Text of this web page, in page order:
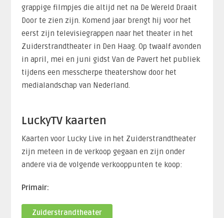
grappige filmpjes die altijd net na De Wereld Draait
Door te zien zijn. Komend jaar brengt hij voor het
eerst zijn televisiegrappen naar het theater in het
Zuiderstrandtheater in Den Haag. Op twaalf avonden
in april, mei en juni gidst Van de Pavert het publiek
tijdens een messcherpe theatershow door het
medialandschap van Nederland.
LuckyTV kaarten
Kaarten voor Lucky Live in het Zuiderstrandtheater
zijn meteen in de verkoop gegaan en zijn onder
andere via de volgende verkooppunten te koop:
Primair:
Zuiderstrandtheater